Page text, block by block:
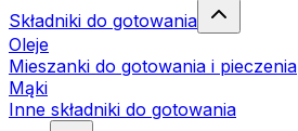
Składniki do gotowania
Oleje
Mieszanki do gotowania i pieczenia
Mąki
Inne składniki do gotowania